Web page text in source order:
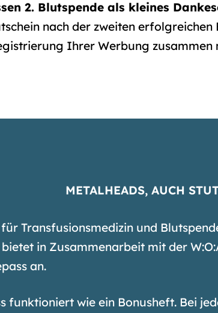
2. Blutspende als kleines
nach der zweiten
Ihrer Werbung
METALHEADS, AUCH
Transfusionsmedizin und
in Zusammenarbeit mit der
an.
funktioniert wie ein Bonusheft. Bei